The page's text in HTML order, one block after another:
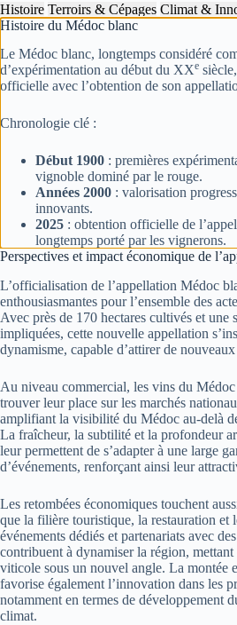
Histoire Terroirs & Cépages Climat &
Histoire du Médoc blanc
Le Médoc blanc, longtemps considéré
d’expérimentation au début du XXe
officielle avec l’obtention de son
Chronologie clé :
Début 1900 : premières
vignoble dominé par le rouge.
Années 2000 : valorisation
innovants.
2025 : obtention officielle de
longtemps porté par les vignerons.
Perspectives et impact économique de
L’officialisation de l’appellation Médoc
enthousiasmantes pour l’ensemble des
Avec près de 170 hectares cultivés et une
impliquées, cette nouvelle appellation
dynamisme, capable d’attirer de
Au niveau commercial, les vins du
trouver leur place sur les marchés
amplifiant la visibilité du Médoc au-delà
La fraîcheur, la subtilité et la profondeur
leur permettent de s’adapter à une large
d’événements, renforçant ainsi leur
Les retombées économiques touchent
que la filière touristique, la restauration et
événements dédiés et partenariats avec
contribuent à dynamiser la région,
viticole sous un nouvel angle. La montée
favorise également l’innovation dans les
notamment en termes de développement
climat.